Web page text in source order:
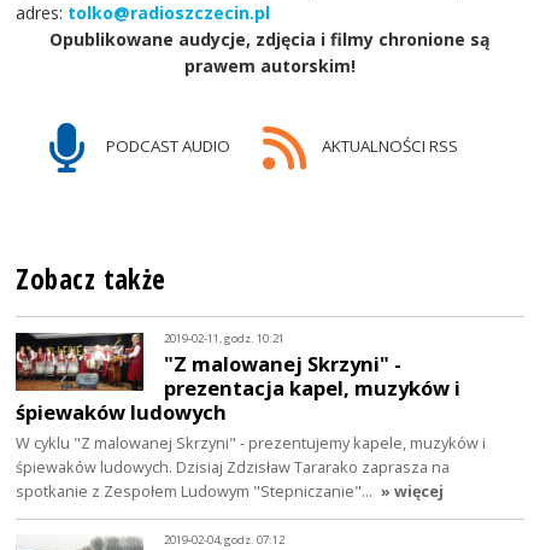
adres: tolko@radioszczecin.pl
Opublikowane audycje, zdjęcia i filmy chronione są
prawem autorskim!
PODCAST AUDIO AKTUALNOŚCI RSS
Zobacz także
2019-02-11, godz. 10:21
"Z malowanej Skrzyni" -
prezentacja kapel, muzyków i
śpiewaków ludowych
W cyklu "Z malowanej Skrzyni" - prezentujemy kapele, muzyków i
śpiewaków ludowych. Dzisiaj Zdzisław Tararako zaprasza na
spotkanie z Zespołem Ludowym "Stepniczanie"… » więcej
2019-02-04, godz. 07:12